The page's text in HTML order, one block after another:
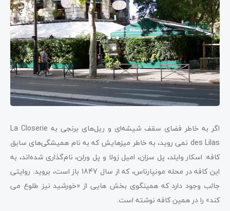
اگر به خاطر فضای سقف شیشه‌ای و ریل‌های برنجی به La Closerie
des Lilas نمی روید، به خاطر میزهایش که به نام همیشگی‌های سابق
کافه: اسکار وایلد، پل سزان، امیل زولا و پل ورلن، نام‌گذاری شده‌اند، به
این کافه در محله مونپارناس، که از سال 1847 باز است، بروید. روایتی
جالب وجود دارد که همینگوی بخش هایی از «خورشید نیز طلوع می
کند» را در همین کافه نوشته است.